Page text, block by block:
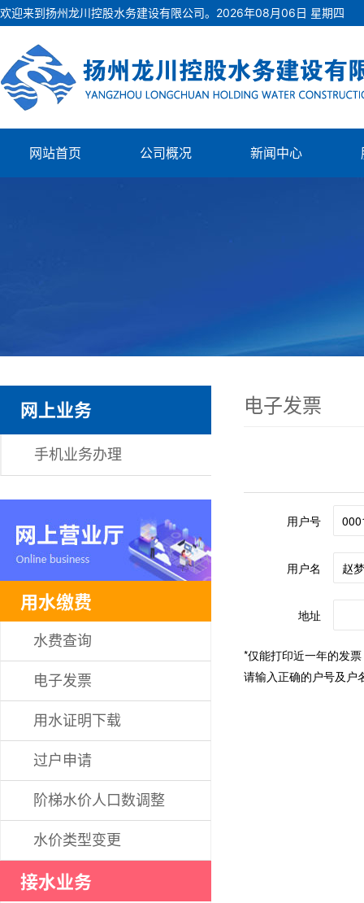
欢迎来到扬州龙川控股水务建设有限公司。 2026年08月06日 星期四
网站首页 公司概况 新闻中心
网上业务
手机业务办理
用水缴费
水费查询
电子发票
用水证明下载
过户申请
阶梯水价人口数调整
水价类型变更
接水业务
电子发票